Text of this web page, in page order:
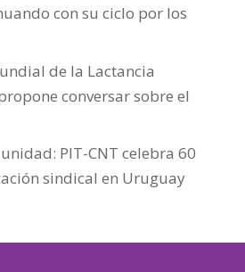
con su ciclo por los
de la Lactancia
conversar sobre el
PIT-CNT celebra 60
sindical en Uruguay